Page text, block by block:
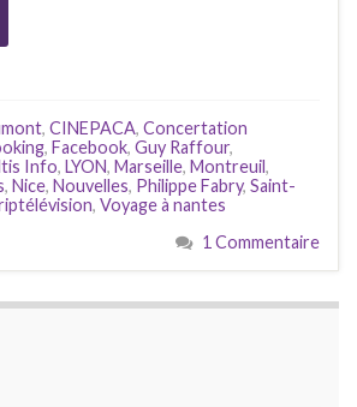
, CINEPACA, Concertation
, Facebook, Guy Raffour,
Info, LYON, Marseille, Montreuil,
, Nice, Nouvelles, Philippe Fabry, Saint-
, Voyage à nantes
1 Commentaire